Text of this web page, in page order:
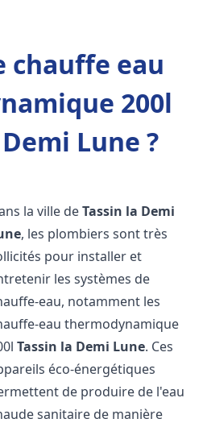
chauffe eau
200l
Lune ?
la ville deTassin la Demi
, les plombiers sont très
pour installer et
les systèmes de
eau, notamment les
eau thermodynamique
Tassin la Demi Lune. Ces
éco-énergétiques
de produire de l'eau
sanitaire de manière